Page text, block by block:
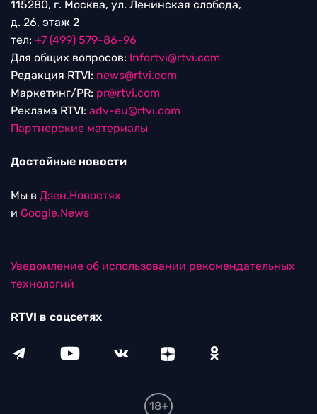
115280, г. Москва, ул. Ленинская слобода,
д. 26, этаж 2
тел: +7 (499) 579-86-96
Для общих вопросов: Infortvi@rtvi.com
Редакция RTVI: news@rtvi.com
Маркетинг/PR: pr@rtvi.com
Реклама RTVI: adv-eu@rtvi.com
Партнерские материалы
Достойные новости
Мы в Дзен.Новостях
и Google.News
Уведомление об использовании рекомендательных
технологий
RTVI в соцсетях
18+